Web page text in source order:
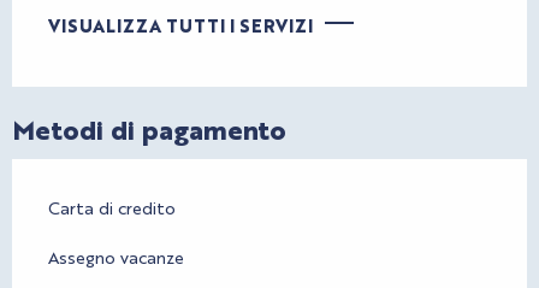
VISUALIZZA TUTTI I SERVIZI
Metodi di pagamento
Carta di credito
Assegno vacanze